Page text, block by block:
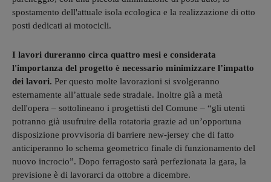
spostamento dell'attuale isola ecologica e la realizzazione di otto
posti dedicati ai motocicli.
I lavori dureranno circa quattro mesi e considerata
l'importanza del progetto è necessario minimizzare l’impatto
dei lavori. Per questo molte lavorazioni si svolgeranno
esternamente all’attuale sede stradale. Inoltre già a metà
dell'opera – sottolineano i progettisti del Comune – “gli utenti
potranno già usufruire della rotatoria grazie ad un’opportuna
disposizione provvisoria di barriere new-jersey che di fatto
anticiperanno lo schema geometrico finale di funzionamento del
nuovo incrocio”. Dopo ferragosto sarà perfezionata la gara, la
previsione è di lavorarci da ottobre a dicembre.